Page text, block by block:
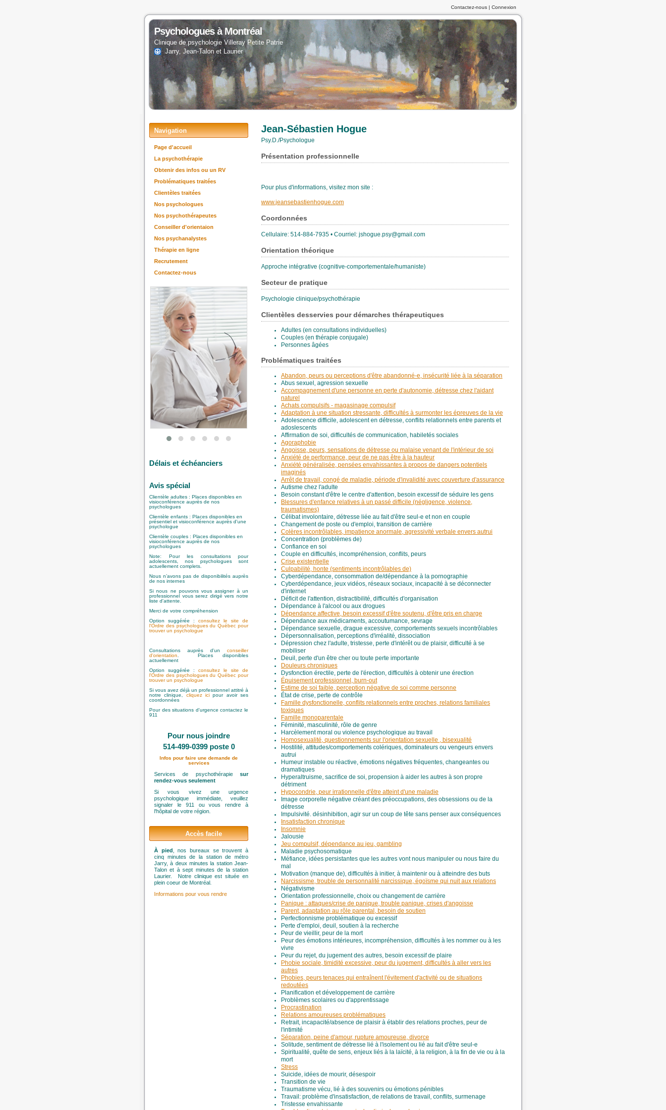
Contactez-nous | Connexion
Psychologues à Montréal
Clinique de psychologie Villeray Petite Patrie
Jarry, Jean-Talon et Laurier
Jean-Sébastien Hogue
Psy.D./Psychologue
Présentation professionnelle
Pour plus d'informations, visitez mon site :
www.jeansebastienhogue.com
Coordonnées
Cellulaire: 514-884-7935 • Courriel: jshogue.psy@gmail.com
Orientation théorique
Approche intégrative (cognitive-comportementale/humaniste)
Secteur de pratique
Psychologie clinique/psychothérapie
Clientèles desservies pour démarches thérapeutiques
Adultes (en consultations individuelles)
Couples (en thérapie conjugale)
Personnes âgées
Problématiques traitées
Abandon, peurs ou perceptions d'être abandonné-e, insécurité liée à la séparation
Abus sexuel, agression sexuelle
Accompagnement d'une personne en perte d'autonomie, détresse chez l'aidant
naturel
Achats compulsifs - magasinage compulsif
Adaptation à une situation stressante, difficultés à surmonter les épreuves de la vie
Adolescence difficile, adolescent en détresse, conflits relationnels entre parents et
adoslescents
Affirmation de soi, difficultés de communication, habiletés sociales
Agoraphobie
Angoisse, peurs, sensations de détresse ou malaise venant de l'intérieur de soi
Anxiété de performance, peur de ne pas être à la hauteur
Anxiété généralisée, pensées envahissantes à propos de dangers potentiels
imaginés
Arrêt de travail, congé de maladie, période d'invalidité avec couverture d'assurance
Autisme chez l'adulte
Besoin constant d'être le centre d'attention, besoin excessif de séduire les gens
Blessures d'enfance relatives à un passé difficile (négligence, violence,
traumatismes)
Célibat involontaire, détresse liée au fait d'être seul-e et non en couple
Changement de poste ou d'emploi, transition de carrière
Colères incontrôlables, impatience anormale, agressivité verbale envers autrui
Concentration (problèmes de)
Confiance en soi
Couple en difficultés, incompréhension, conflits, peurs
Crise existentielle
Culpabilité, honte (sentiments incontrôlables de)
Cyberdépendance, consommation de/dépendance à la pornographie
Cyberdépendance, jeux vidéos, réseaux sociaux, incapacité à se déconnecter
d'internet
Déficit de l'attention, distractibilité, difficultés d'organisation
Dépendance à l'alcool ou aux drogues
Dépendance affective, besoin excessif d'être soutenu, d'être pris en charge
Dépendance aux médicaments, accoutumance, sevrage
Dépendance sexuelle, drague excessive, comportements sexuels incontrôlables
Dépersonnalisation, perceptions d'irréalité, dissociation
Dépression chez l'adulte, tristesse, perte d'intérêt ou de plaisir, difficulté à se
mobiliser
Deuil, perte d'un être cher ou toute perte importante
Douleurs chroniques
Dysfonction érectile, perte de l'érection, difficultés à obtenir une érection
Épuisement professionnel, burn-out
Estime de soi faible, perception négative de soi comme personne
État de crise, perte de contrôle
Famille dysfonctionelle, conflits relationnels entre proches, relations familiales
toxiques
Famille monoparentale
Féminité, masculinité, rôle de genre
Harcèlement moral ou violence psychologique au travail
Homosexualité, questionnements sur l'orientation sexuelle , bisexualité
Hostilité, attitudes/comportements colériques, dominateurs ou vengeurs envers
autrui
Humeur instable ou réactive, émotions négatives fréquentes, changeantes ou
dramatiques
Hyperaltruisme, sacrifice de soi, propension à aider les autres à son propre
détriment
Hypocondrie, peur irrationnelle d'être atteint d'une maladie
Image corporelle négative créant des préoccupations, des obsessions ou de la
détresse
Impulsivité. désinhibition, agir sur un coup de tête sans penser aux conséquences
Insatisfaction chronique
Insomnie
Jalousie
Jeu compulsif, dépendance au jeu, gambling
Maladie psychosomatique
Méfiance, idées persistantes que les autres vont nous manipuler ou nous faire du
mal
Motivation (manque de), difficultés à initier, à maintenir ou à atteindre des buts
Narcissisme, trouble de personnalité narcissique, égoïsme qui nuit aux relations
Négativisme
Orientation professionnelle, choix ou changement de carrière
Panique : attaques/crise de panique, trouble panique, crises d'angoisse
Parent, adaptation au rôle parental, besoin de soutien
Perfectionnisme problématique ou excessif
Perte d'emploi, deuil, soutien à la recherche
Peur de vieillir, peur de la mort
Peur des émotions intérieures, incompréhension, difficultés à les nommer ou à les
vivre
Peur du rejet, du jugement des autres, besoin excessif de plaire
Phobie sociale, timidité excessive, peur du jugement, difficultés à aller vers les
autres
Phobies, peurs tenaces qui entraînent l'évitement d'activité ou de situations
redoutées
Planification et développement de carrière
Problèmes scolaires ou d'apprentissage
Procrastination
Relations amoureuses problématiques
Retrait, incapacité/absence de plaisir à établir des relations proches, peur de
l'intimité
Séparation, peine d'amour, rupture amoureuse, divorce
Solitude, sentiment de détresse lié à l'isolement ou lié au fait d'être seul-e
Spiritualité, quête de sens, enjeux liés à la laïcité, à la religion, à la fin de vie ou à la
mort
Stress
Suicide, idées de mourir, désespoir
Transition de vie
Traumatisme vécu, lié à des souvenirs ou émotions pénibles
Travail: problème d'insatisfaction, de relations de travail, conflits, surmenage
Tristesse envahissante
Navigation
Page d'accueil
La psychothérapie
Obtenir des infos ou un RV
Problématiques traitées
Clientèles traitées
Nos psychologues
Nos psychothérapeutes
Conseiller d'orientaion
Nos psychanalystes
Thérapie en ligne
Recrutement
Contactez-nous
Délais et échéanciers
Avis spécial
Clientèle adultes : Places disponibles en
visioconférence auprès de nos
psychologues
Clientèle enfants : Places disponibles en
présentiel et visioconférence auprès d'une
psychologue
Clientèle couples : Places disponibles en
visioconférence auprès de nos
psychologues
Note: Pour les consultations pour
adolescents, nos psychologues sont
actuellement complets.
Nous n’avons pas de disponibilités auprès
de nos internes
Si nous ne pouvons vous assigner à un
professionnel vous serez dirigé vers notre
liste d'attente.
Merci de votre compréhension
Option suggérée : consultez le site de
l'Ordre des psychologues du Québec pour
trouver un psychologue
Consultations auprès d'un conseiller
d'orientation . Places disponibles
actuellement
Option suggérée : consultez le site de
l'Ordre des psychologues du Québec pour
trouver un psychologue
Si vous avez déjà un professionnel attitré à
notre clinique, cliquez icipour avoir ses
coordonnées
Pour des situations d'urgence contactez le
911
Pour nous joindre
514-499-0399 poste 0
Infos pour faire une demande de
services
Services de psychothérapie sur
rendez-vous seulement
Si vous vivez une urgence
psychologique immédiate, veuillez
signaler le 911 ou vous rendre à
l'hôpital de votre région.
Accès facile
À pied , nos bureaux se trouvent à
cinq minutes de la station de métro
Jarry, à deux minutes la station Jean-
Talon et à sept minutes de la station
Laurier. Notre clinique est située en
plein coeur de Montréal.
Informations pour vous rendre